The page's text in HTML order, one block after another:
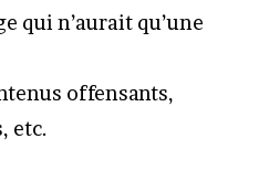
qui n’aurait qu’une
offensants,
etc.